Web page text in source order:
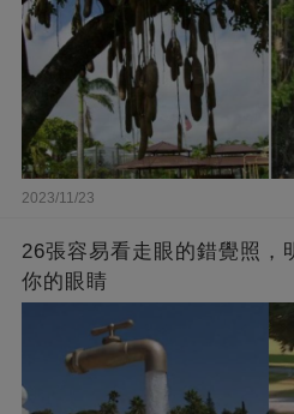
2023/11/23
26張容易看走眼的錯覺照，
你的眼睛